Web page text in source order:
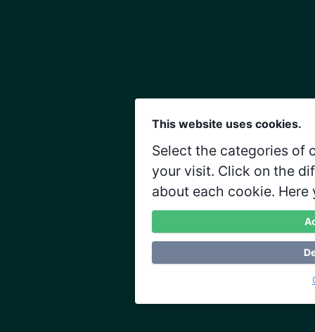
This website uses cookies.
Select the categories of
your visit. Click on the
about each cookie.